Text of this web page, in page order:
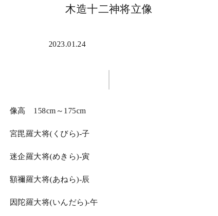
木造十二神将立像
2023.01.24
像高 158cm～175cm
宮毘羅大将(くびら)-子
迷企羅大将(めきら)-寅
額禰羅大将(あねら)-辰
因陀羅大将(いんだら)-午